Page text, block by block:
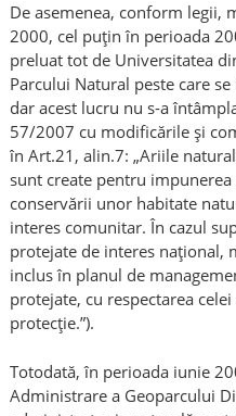
De asemenea, conform legii,
2000, cel puțin în perioada
preluat tot de Universitatea
Parcului Natural peste care
dar acest lucru nu s-a
57/2007 cu modificările și
în Art.21, alin.7: „Ariile
sunt create pentru
conservării unor habitate
interes comunitar. În cazul
protejate de interes naţional,
inclus în planul de
protejate, cu respectarea
protecţie.”).
Totodată, în perioada iunie
Administrare a Geoparcului